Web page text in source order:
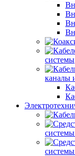
системы
каналы